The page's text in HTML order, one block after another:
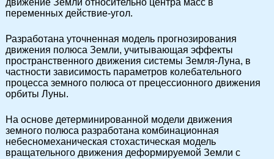
движение Земли относительно центра масс в
переменных действие-угол.
Разработана уточненная модель прогнозирования
движения полюса Земли, учитывающая эффекты
пространственного движения системы Земля-Луна, в
частности зависимость параметров колебательного
процесса земного полюса от прецессионного движения
орбиты Луны.
На основе детерминированной модели движения
земного полюса разработана комбинационная
небесномеханическая стохастическая модель
вращательного движения деформируемой Земли с